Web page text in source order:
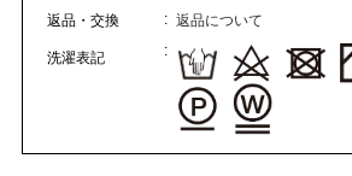
ブランドらしさを表現した遊び心のある柄で
返品・交換
返品について
洗濯表記